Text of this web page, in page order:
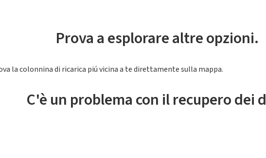
Prova a esplorare altre opzioni.
la colonnina di ricarica piú vicina a te direttamente sulla mappa.
C'è un problema con il recupero dei